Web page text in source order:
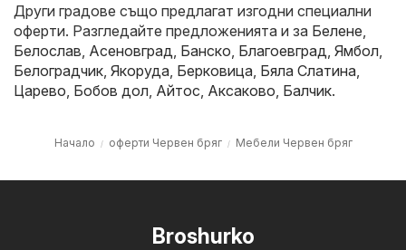
Други градове също предлагат изгодни специални
оферти. Разгледайте предложенията и за Белене
Белослав Асеновград Банско Благоевград Ямбол
Белоградчик Якоруда Берковица Бяла Слатина
Царево Бобов дол Айтос Аксаково Балчик.
Начало оферти Червен бряг Мебели Червен бряг
Broshurko